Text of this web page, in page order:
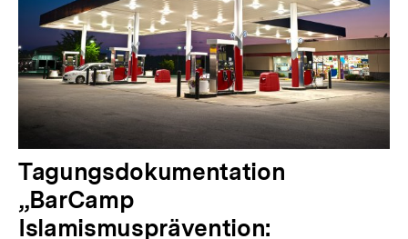
V
o
r
Tagungsdokumentation
„BarCamp
Islamismusprävention: